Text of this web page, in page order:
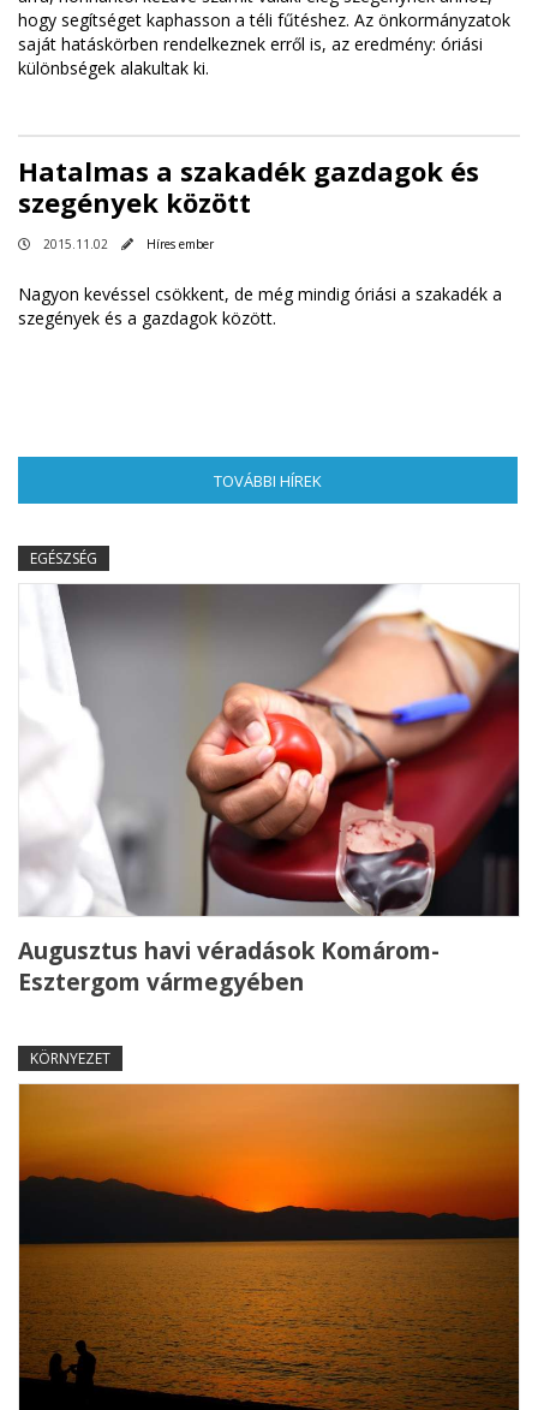
hogy segítséget kaphasson a téli fűtéshez. Az önkormányzatok
saját hatáskörben rendelkeznek erről is, az eredmény: óriási
különbségek alakultak ki.
Hatalmas a szakadék gazdagok és
szegények között
2015.11.02 Híres ember
Nagyon kevéssel csökkent, de még mindig óriási a szakadék a
szegények és a gazdagok között.
TOVÁBBI HÍREK
EGÉSZSÉG
Augusztus havi véradások Komárom-
Esztergom vármegyében
KÖRNYEZET